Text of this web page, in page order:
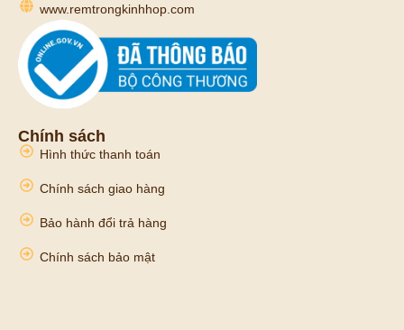
www.remtrongkinhhop.com
Chính sách
Hình thức thanh toán
Chính sách giao hàng
Bảo hành đổi trả hàng
Chính sách bảo mật